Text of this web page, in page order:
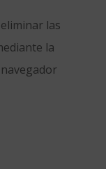
las
la